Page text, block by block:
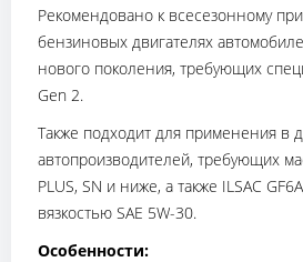
Рекомендовано к всесезонному
бензиновых двигателях
нового поколения, требующих
Gen 2.
Также подходит для применения в
автопроизводителей, требующих
PLUS, SN и ниже, а также ILSAC
вязкостью SAE 5W-30.
Особенности: